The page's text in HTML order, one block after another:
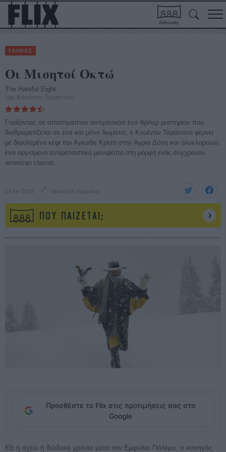
Αίθουσες
ΤΑΙΝΙΕΣ
Οι Μισητοί Οκτώ
The Hateful Eight
του Κουέντιν Ταραντίνο
Γυρίζοντας σε απαστράπτον σινεμασκόπ ένα θρίλερ μυστηρίου που
διαδραματίζεται σε ένα και μόνο δωμάτιο, ο Κουέντιν Ταραντίνο φέρνει
με διαολεμένο κέφι την Αγκαθα Κρίστι στην Αγρια Δύση και ολοκληρώνει
ένα οργισμένο αντιρατσιστικό μανιφέστο στη μορφή ενός σύγχρονου
american classic.
04 Ιαν 2016 Μανώλης Κρανάκης
ΠΟΥ ΠΑΙΖΕΤΑΙ;
Προσθέστε το Flix στις προτιμήσεις σας στο
Google
Εξι ή οχτώ ή δώδεκα χρόνια μετά τον Εμφύλιο Πόλεμο, o κυνηγός